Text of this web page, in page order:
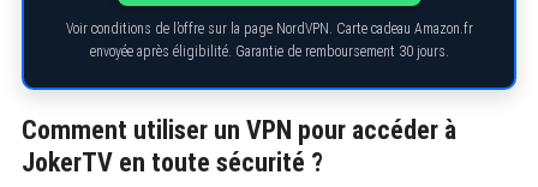
Voir conditions de l’offre sur la page NordVPN. Carte cadeau Amazon.fr
envoyée après éligibilité. Garantie de remboursement 30 jours.
Comment utiliser un VPN pour accéder à
JokerTV en toute sécurité ?